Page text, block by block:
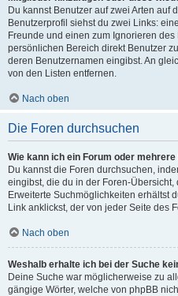
Du kannst Benutzer auf zwei Arten auf
Benutzerprofil siehst du zwei Links:
Freunde und einen zum Ignorieren
persönlichen Bereich direkt Benutzer
deren Benutzernamen eingibst. An
von den Listen entfernen.
Nach oben
Die Foren durchsuchen
Wie kann ich ein Forum oder
Du kannst die Foren durchsuchen,
eingibst, die du in der Foren-
Erweiterte Suchmöglichkeiten erhältst
Link anklickst, der von jeder Seite des
Nach oben
Weshalb erhalte ich bei der Suche
Deine Suche war möglicherweise zu
gängige Wörter, welche von phpBB